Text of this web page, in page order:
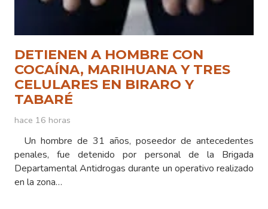
DETIENEN A HOMBRE CON
COCAÍNA, MARIHUANA Y TRES
CELULARES EN BIRARO Y
TABARÉ
hace 16 horas
Un hombre de 31 años, poseedor de antecedentes
penales, fue detenido por personal de la Brigada
Departamental Antidrogas durante un operativo realizado
en la zona…